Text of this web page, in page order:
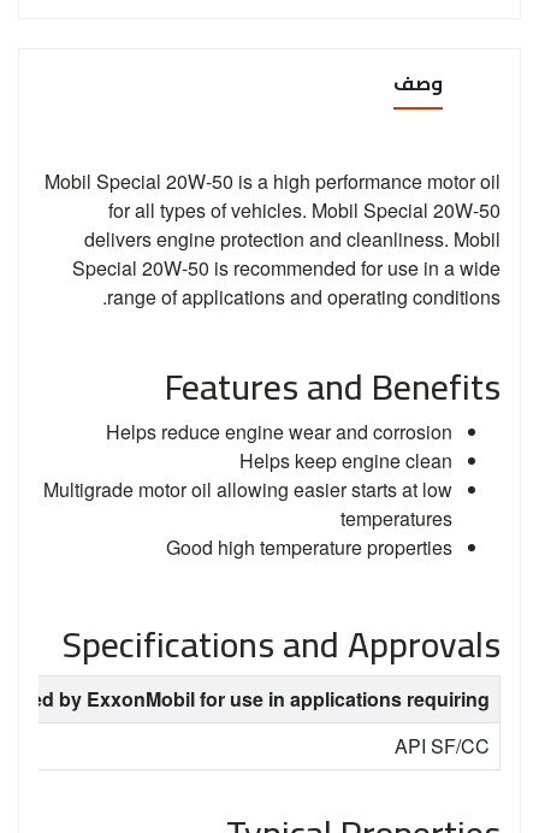
وصف
Mobil Special 20W-50 is a high performance motor oil
for all types of vehicles. Mobil Special 20W-50
delivers engine protection and cleanliness. Mobil
Special 20W-50 is recommended for use in a wide
range of applications and operating conditions.
Features and Benefits
Helps reduce engine wear and corrosion
Helps keep engine clean
Multigrade motor oil allowing easier starts at low
temperatures
Good high temperature properties
Specifications and Approvals
by ExxonMobil for use in applications requiring:
API SF/CC